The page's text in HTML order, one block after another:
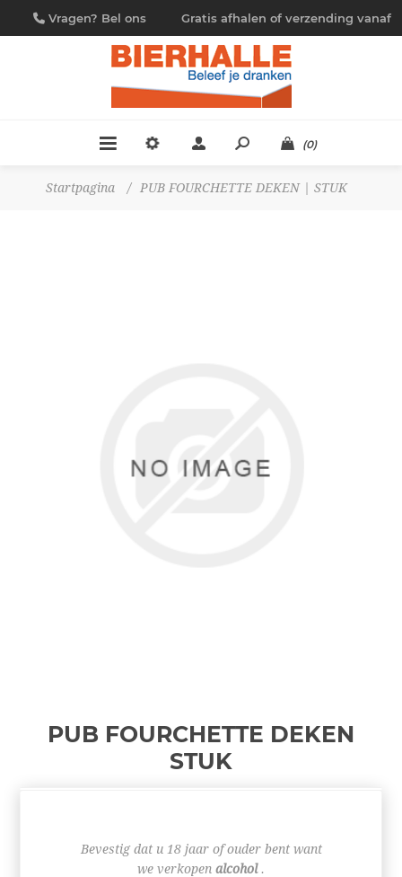
Vragen? Bel ons
09/230.88.44
Gratis afhalen of verzending vanaf
€ 4,95
(0)
Startpagina / PUB FOURCHETTE DEKEN | STUK
PUB FOURCHETTE DEKEN
STUK
Bevestig dat u 18 jaar of ouder bent want
we verkopen alcohol.